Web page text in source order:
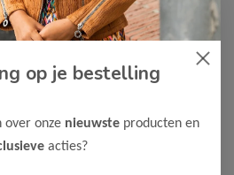
Dirkje
Dirkje Jongens T-Shirt
8,00 15,99
op je bestelling
over onze nieuwste producten en
acties?